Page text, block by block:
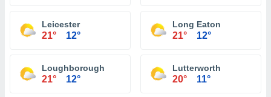
Leicester
21° 12°
Long Eaton
21° 12°
Loughborough
21° 12°
Lutterworth
20° 11°